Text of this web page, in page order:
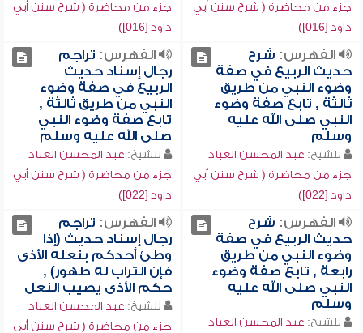
جزء من محاضرة ( شرح سنن أبي
داود [016])
جزء من محاضرة ( شرح سنن أبي
داود [016])
الفهرس: شرح
حديث الربيع في صفة
وضوء النبي من طريق
ثالثة , تابع صفة وضوء
النبي صلى الله عليه
وسلم
للشيخ: عبد المحسن العباد
جزء من محاضرة ( شرح سنن أبي
داود [022])
الفهرس: تراجم
رجال إسناد حديث
الربيع في صفة وضوء
النبي من طريق ثالثة ,
تابع صفة وضوء النبي
صلى الله عليه وسلم
للشيخ: عبد المحسن العباد
جزء من محاضرة ( شرح سنن أبي
داود [022])
الفهرس: شرح
حديث الربيع في صفة
وضوء النبي من طريق
رابعة , تابع صفة وضوء
النبي صلى الله عليه
وسلم
للشيخ: عبد المحسن العباد
الفهرس: تراجم
رجال إسناد حديث (إذا
وطئ أحدكم بنعله الأذى
فإن التراب له طهور) ,
حكم الأذى يصيب النعل
للشيخ: عبد المحسن العباد
جزء من محاضرة ( شرح سنن أبي